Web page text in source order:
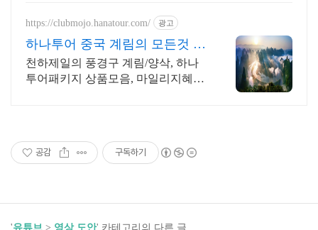
조율
https://clubmojo.hanatour.com/ 광고
하나투어 중국 계림의 모든것 하
나투어 공식예약 인증센터
천하제일의 풍경구 계림/양삭, 하나
투어패키지 상품모음, 마일리지혜택,
공감 구독하기
'유튜브 > 영상 도안' 카테고리의 다른 글